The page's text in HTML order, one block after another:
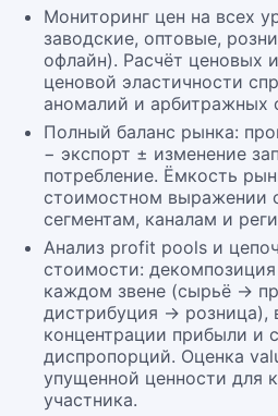
Мониторинг цен на всех
заводские, оптовые,
офлайн). Расчёт ценовых
ценовой эластичности
аномалий и арбитражных
Полный баланс рынка:
− экспорт ± изменение
потребление. Ёмкость
стоимостном выражении
сегментам, каналам и
Анализ profit pools и
стоимости:
каждом звене (сырьё →
дистрибуция → розница),
концентрации прибыли и
диспропорций. Оценка
упущенной ценности для
участника.